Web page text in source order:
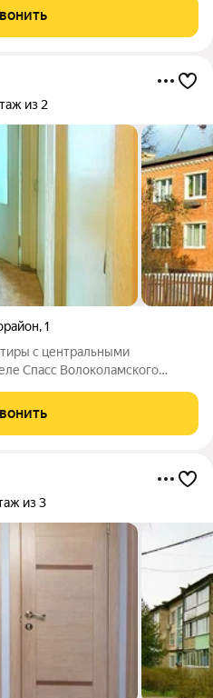
квартиры 35,7 кв.м.
из 2
,1
с центральными
Спасс Волоколамского
от мкад около 115 км. Село с
дет.сад,
из 3